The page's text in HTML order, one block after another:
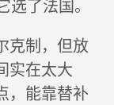
了法国。
克制，但放
实在太大
，能靠替补